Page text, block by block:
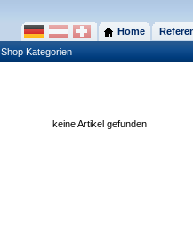
Home
Shop Kategorien
keine Artikel gefunden